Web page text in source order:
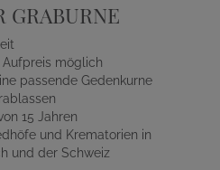
GRABURNE
möglich
passende Gedenkurne
15 Jahren
und Krematorien in
und der Schweiz